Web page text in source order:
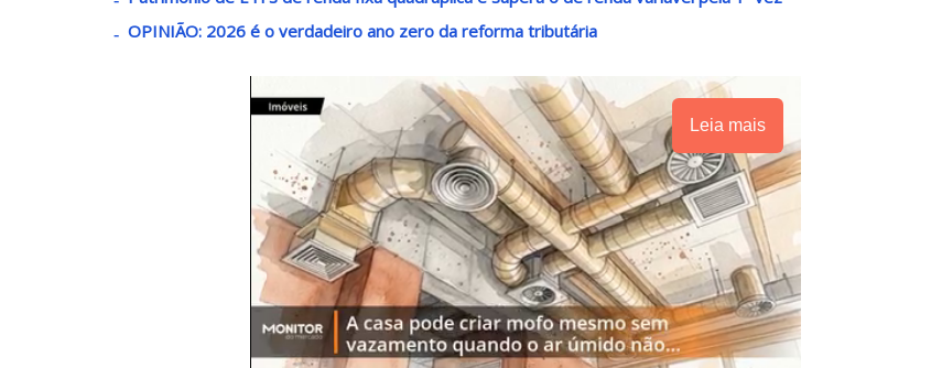
OPINIÃO: 2026 é o verdadeiro ano zero da reforma tributária
Leia mais